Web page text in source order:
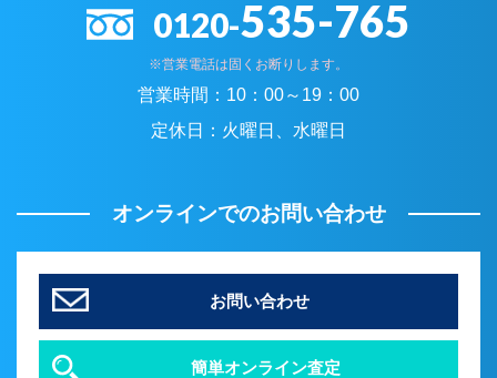
0120-535-765
※営業電話は固くお断りします。
営業時間： 10：00～19：00
定休日： 火曜日、水曜日
オンラインでのお問い合わせ
お問い合わせ
簡単オンライン査定